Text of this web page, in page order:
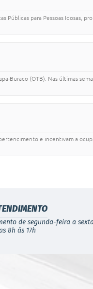
para Pessoas Idosas,
Buraco (OTB). Nas últimas
e incentivam a
de segunda-feira a
8h às 17h